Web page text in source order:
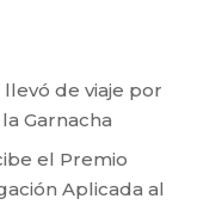
llevó de viaje por
Garnacha
el Premio
Aplicada al